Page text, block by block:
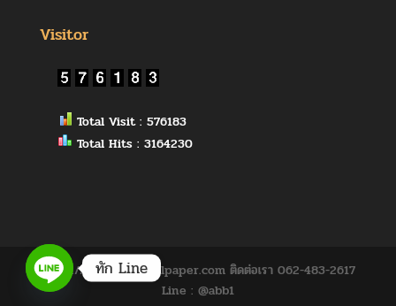
Visitor
Total Visit : 576183
Total Hits : 3164230
https://www.abbywallpaper.com ติดต่อเรา 062-483-2617
Line : @abb1
ทัก Line